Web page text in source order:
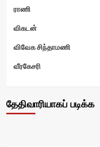
ராணி
விகடன்
விவேக சிந்தாமணி
வீரகேசரி
தேதிவாரியாகப் படிக்க